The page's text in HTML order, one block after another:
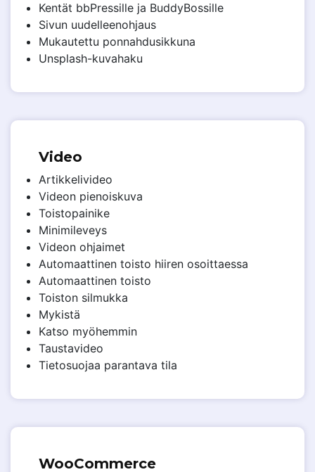
Kentät bbPressille ja BuddyBossille
Sivun uudelleenohjaus
Mukautettu ponnahdusikkuna
Unsplash-kuvahaku
Video
Artikkelivideo
Videon pienoiskuva
Toistopainike
Minimileveys
Videon ohjaimet
Automaattinen toisto hiiren osoittaessa
Automaattinen toisto
Toiston silmukka
Mykistä
Katso myöhemmin
Taustavideo
Tietosuojaa parantava tila
WooCommerce